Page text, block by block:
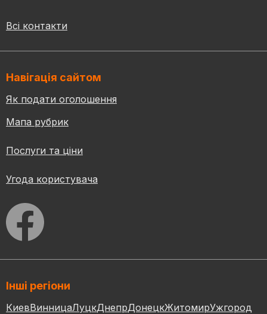
Всі контакти
Навігація сайтом
Як подати оголошення
Мапа рубрик
Послуги та ціни
Угода користувача
Інші регіони
КиевВинницаЛуцкДнепрДонецкЖитомирУжгород